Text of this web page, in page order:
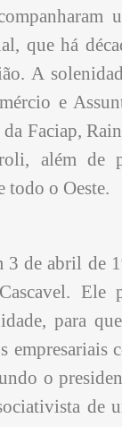
que há
A
e
Faciap,
além de
todo o Oeste.
3 de abril de
Ele
para
o
de